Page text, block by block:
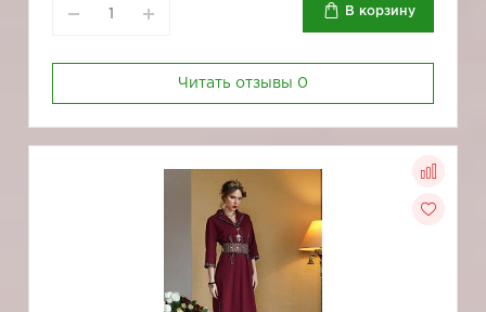
В корзину
Читать отзывы 0